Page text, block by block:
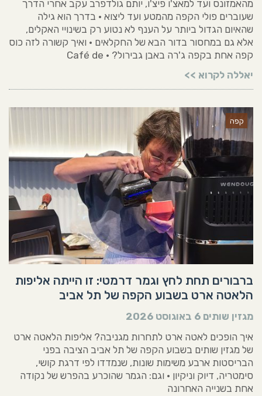
מהאמזונס ועד למאצ'ו פיצ'ו, יותם גולדפרב עקב אחרי הדרך
שעוברים פולי הקפה מהמטע ועד ליצוא • בדרך הוא גילה
שהאיום הגדול ביותר על הענף לא נטוע רק בשינויי האקלים,
אלא גם במחסור בדור הבא של החקלאים • ואיך קשורה לזה כוס
קפה אחת בקפה ג'רה באבן גבירול? • Café de
יאללה לקרוא >>
קפה
ברבורים תחת לחץ וגמר דרמטי: זו הייתה אליפות
הלאטה ארט בשבוע הקפה של תל אביב
מגזין שותים 6 באוגוסט 2026
איך הופכים לאטה ארט לתחרות מגניבה? אליפות הלאטה ארט
של מגזין שותים בשבוע הקפה של תל אביב הציבה בפני
הבריסטות ארבע משימות שונות, שנמדדו לפי דרגת קושי,
סימטריה, דיוק וניקיון • וגם: הגמר שהוכרע בהפרש של נקודה
אחת בשנייה האחרונה